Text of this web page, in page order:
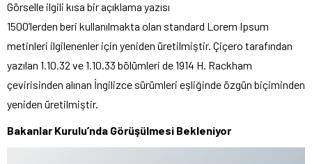
Görselle ilgili kısa bir açıklama yazısı
1500’lerden beri kullanılmakta olan standard Lorem Ipsum
metinleri ilgilenenler için yeniden üretilmiştir. Çiçero tarafından
yazılan 1.10.32 ve 1.10.33 bölümleri de 1914 H. Rackham
çevirisinden alınan İngilizce sürümleri eşliğinde özgün biçiminden
yeniden üretilmiştir.
Bakanlar Kurulu’nda Görüşülmesi Bekleniyor